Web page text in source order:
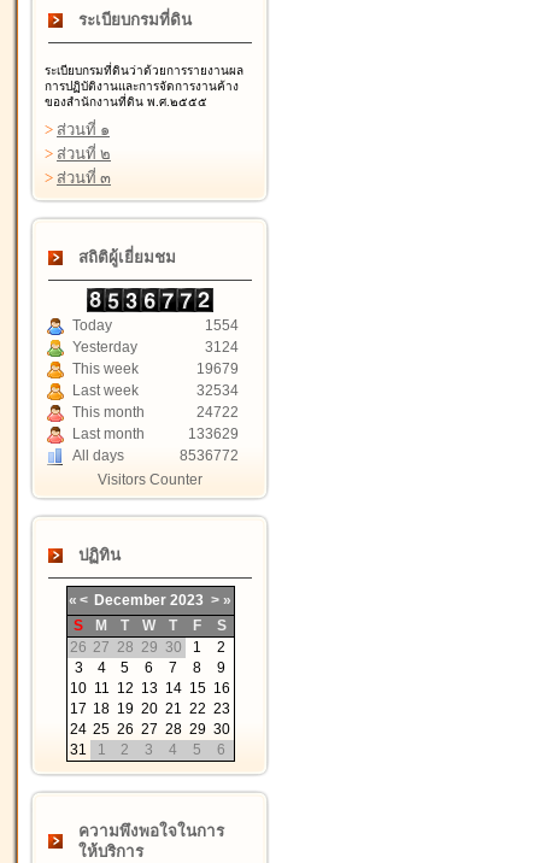
ระเบียบกรมที่ดิน
ระเบียบกรมที่ดินว่าด้วยการรายงานผล
การปฏิบัติงานและการจัดการงานค้าง
ของสำนักงานที่ดิน พ.ศ.๒๕๕๕
> ส่วนที่ ๑
> ส่วนที่ ๒
> ส่วนที่ ๓
สถิติผู้เยี่ยมชม
Today
1554
Yesterday
3124
This week
19679
Last week
32534
This month
24722
Last month
133629
All days
8536772
Visitors Counter
ปฏิทิน
« < December 2023 > »
S
M T W T F
S
26 27 28 29 30 1
2
3
4 5 6 7 8
9
10 11 12 13 14 15 16
17 18 19 20 21 22 23
24 25 26 27 28 29 30
31
1 2 3 4 5 6
ความพึงพอใจในการ
ให้บริการ